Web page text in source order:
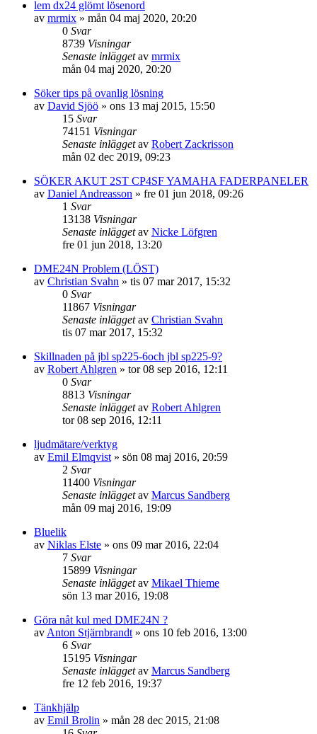
lem dx24 glömt lösenord
av mrmix » mån 04 maj 2020, 20:20
0 Svar
8739 Visningar
Senaste inläggetav mrmix
mån 04 maj 2020, 20:20
Söker tips på ovanlig lösning
av David Sjöö » ons 13 maj 2015, 15:50
15 Svar
74151 Visningar
Senaste inläggetav Robert Zackrisson
mån 02 dec 2019, 09:23
SÖKER AKUT 2ST CP4SF YAMAHA FADERPANELER
av Daniel Andreasson » fre 01 jun 2018, 09:26
1 Svar
13138 Visningar
Senaste inläggetav Nicke Löfgren
fre 01 jun 2018, 13:20
DME24N Problem (LÖST)
av Christian Svahn » tis 07 mar 2017, 15:32
0 Svar
11867 Visningar
Senaste inläggetav Christian Svahn
tis 07 mar 2017, 15:32
Skillnaden på jbl sp225-6och jbl sp225-9?
av Robert Ahlgren » tor 08 sep 2016, 12:11
0 Svar
8813 Visningar
Senaste inläggetav Robert Ahlgren
tor 08 sep 2016, 12:11
ljudmätare/verktyg
av Emil Elmqvist » sön 08 maj 2016, 20:59
2 Svar
11400 Visningar
Senaste inläggetav Marcus Sandberg
mån 09 maj 2016, 19:09
Bluelik
av Niklas Elste » ons 09 mar 2016, 22:04
7 Svar
15899 Visningar
Senaste inläggetav Mikael Thieme
sön 13 mar 2016, 19:08
Göra nåt kul med DME24N ?
av Anton Stjärnbrandt » ons 10 feb 2016, 13:00
6 Svar
15195 Visningar
Senaste inläggetav Marcus Sandberg
fre 12 feb 2016, 19:37
Tänkhjälp
av Emil Brolin » mån 28 dec 2015, 21:08